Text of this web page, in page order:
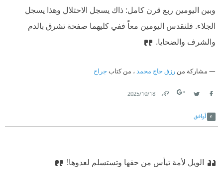
وبين اليومين ربع قرن كامل: ذاك يسجل الاحتلال وهذا يسجل
الجلاء. فلنقدس اليومين معاً ففي كليهما صفحة تشرق بالدم
والشرف والضحايا.
مشاركة من رزق حاج محمد ، من كتاب جراح
18‏/10‏/2025
أوافق
الويل لأمة تيأس من حقها وتستسلم لعدوها!